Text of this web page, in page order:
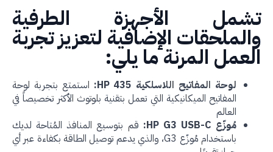
الأجهزة الطرفية
الإضافية لتعزيز تجربة
المرنة ما يلي:
لوحة المفاتيح اللاسلكية HP 435:
استمتع بتجربة لوحة
المفاتيح الميكانيكية التي تعمل بتقنية بلوتوث الأكثر تخصيصاً في
مُوزّع HP G3 USB-C:
قم بتوسيع المنافذ المُتاحة لديك
باستخدام مُوزّع G3، والذي يدعم توصيل الطاقة بكفاءة عبر أي